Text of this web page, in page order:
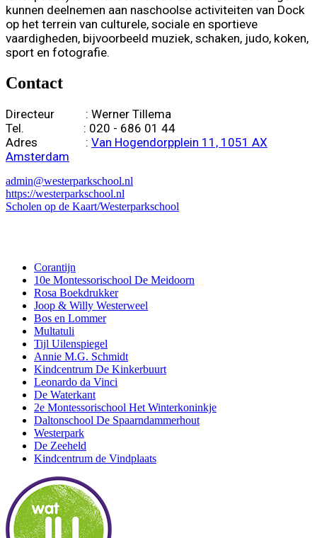
kunnen deelnemen aan naschoolse activiteiten van Dock
op het terrein van culturele, sociale en sportieve
vaardigheden, bijvoorbeeld muziek, schaken, judo, koken,
sport en fotografie.
Contact
Directeur : Werner Tillema
Tel. : 020 - 686 01 44
Adres : Van Hogendorpplein 11, 1051 AX
Amsterdam
admin@westerparkschool.nl
https://westerparkschool.nl
Scholen op de Kaart/Westerparkschool
Corantijn
10e Montessorischool De Meidoorn
Rosa Boekdrukker
Joop & Willy Westerweel
Bos en Lommer
Multatuli
Tijl Uilenspiegel
Annie M.G. Schmidt
Kindcentrum De Kinkerbuurt
Leonardo da Vinci
De Waterkant
2e Montessorischool Het Winterkoninkje
Daltonschool De Spaarndammerhout
Westerpark
De Zeeheld
Kindcentrum de Vindplaats